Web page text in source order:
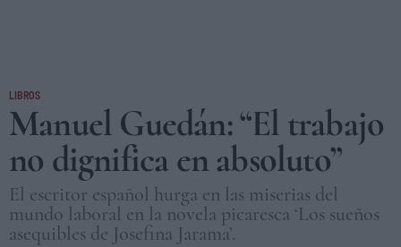
LIBROS
Manuel Guedán: “El trabajo
no dignifica en absoluto”
El escritor español hurga en las miserias del
mundo laboral en la novela picaresca ‘Los sueños
asequibles de Josefina Jarama’.